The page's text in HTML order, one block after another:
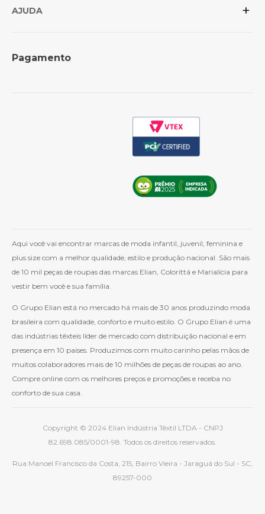
Conheça as marcas
Política de Privacidade
Política de Frete
AJUDA +
Como Comprar
Pagamento
Aqui você vai encontrar marcas de moda infantil, juvenil, feminina e
plus size com a melhor qualidade, estilo e produção nacional. São mais
de 10 mil peças de roupas das marcas Elian, Colorittá e Marialícia para
vestir bem você e sua família.
O Grupo Elian está no mercado há mais de 30 anos produzindo moda
brasileira com qualidade, conforto e muito estilo. O Grupo Elian é uma
das indústrias têxteis líder de mercado com distribuição nacional e em
presença em 10 países. Produzimos com muito carinho pelas mãos de
muitos colaboradores mais de 10 milhões de peças de roupas ao ano.
Compre online com os melhores preços e promoções e receba no
conforto de sua casa.
Copyright © 2024 Elian Indústria Têxtil LTDA - CNPJ
82.698.085/0001-98. Todos os direitos reservados.
Rua Manoel Francisco da Costa, 215, Bairro Vieira - Jaraguá do Sul - SC,
89257-000